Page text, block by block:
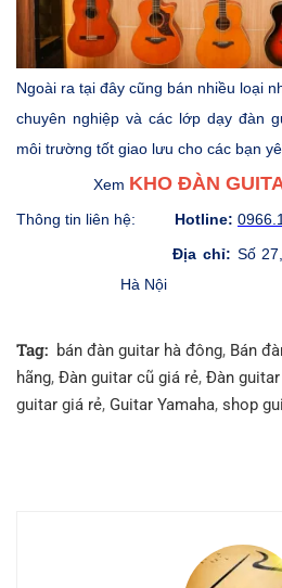
Ngoài ra tại đây cũng bán nhiều loại
chuyên nghiệp và các lớp dạy đàn
môi trường tốt giao lưu cho các bạn
Xem KHO ĐÀN
Thông tin liên hệ: Hotline:
Địa chỉ: Số
Hà Nội
Tag: bán đàn guitar hà đông, Bán
hãng, Đàn guitar cũ giá rẻ, Đàn
guitar giá rẻ, Guitar Yamaha, shop